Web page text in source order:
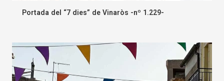
Portada del “7 dies” de Vinaròs -nº 1.229-